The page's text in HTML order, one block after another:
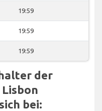
19:59
19:59
19:59
der
bei: